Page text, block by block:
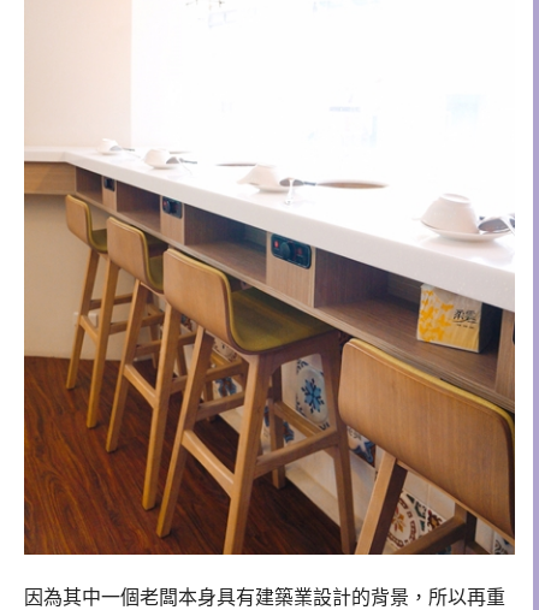
因為其中一個老闆本身具有建築業設計的背景，所以再重